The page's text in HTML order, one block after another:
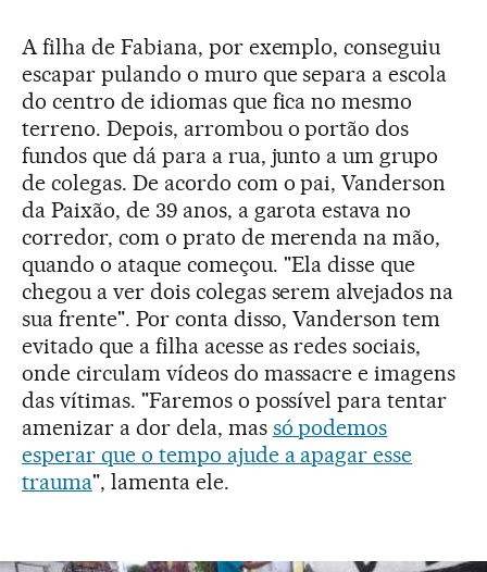
A filha de Fabiana, por exemplo, conseguiu
escapar pulando o muro que separa a escola
do centro de idiomas que fica no mesmo
terreno. Depois, arrombou o portão dos
fundos que dá para a rua, junto a um grupo
de colegas. De acordo com o pai, Vanderson
da Paixão, de 39 anos, a garota estava no
corredor, com o prato de merenda na mão,
quando o ataque começou. "Ela disse que
chegou a ver dois colegas serem alvejados na
sua frente". Por conta disso, Vanderson tem
evitado que a filha acesse as redes sociais,
onde circulam vídeos do massacre e imagens
das vítimas. "Faremos o possível para tentar
amenizar a dor dela, mas só podemos
esperar que o tempo ajude a apagar esse
trauma", lamenta ele.